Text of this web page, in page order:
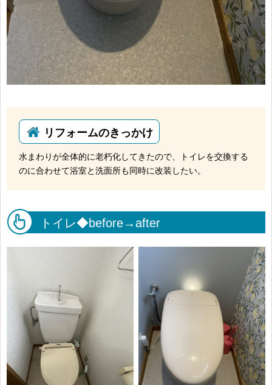
リフォームのきっかけ
水まわりが全体的に老朽化してきたので、トイレを交換する
のに合わせて浴室と洗面所も同時に改装したい。
トイレ◆before→after